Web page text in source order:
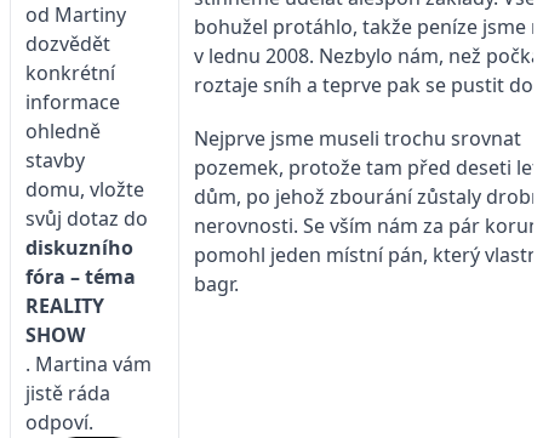
od Martiny
dozvědět
konkrétní
informace
ohledně
stavby
domu, vložte
svůj dotaz do
diskuzního
fóra – téma
REALITY
SHOW
. Martina vám
jistě ráda
odpoví.
bohužel protáhlo, takže peníze jsme
v lednu 2008. Nezbylo nám, než
roztaje sníh a teprve pak se pustit do
Nejprve jsme museli trochu srovnat
pozemek, protože tam před deseti
dům, po jehož zbourání zůstaly
nerovnosti. Se vším nám za pár korun
pomohl jeden místní pán, který
bagr.